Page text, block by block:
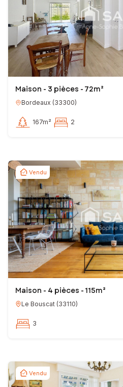
Maison - 3 pièces - 72m²
Bordeaux (33300)
167m² 2
Vendu
Maison - 4 pièces - 115m²
Le Bouscat (33110)
3
Vendu